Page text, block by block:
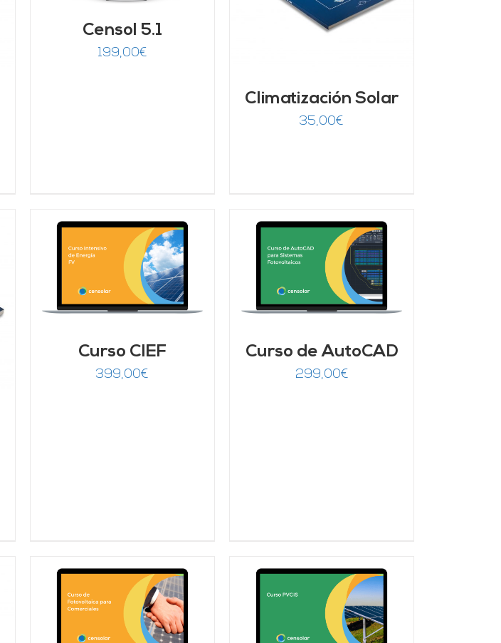
Censol 5.1
199,00€
Climatización Solar
35,00€
Curso CIEF
399,00€
AÑADIR AL CARRITO
DETALLES
Curso de AutoCAD
299,00€
AÑADIR AL CARRITO
DETALLES